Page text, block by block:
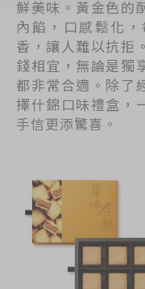
鮮美味。黃金色的
內餡，口感鬆化
香，讓人難以抗拒
錢相宜，無論是獨
都非常合適。除了
擇什錦口味禮盒，
手信更添驚喜。